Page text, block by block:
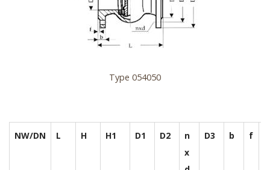
Type 054050
NW/DN L H H1 D1 D2
n
x
D3 b f